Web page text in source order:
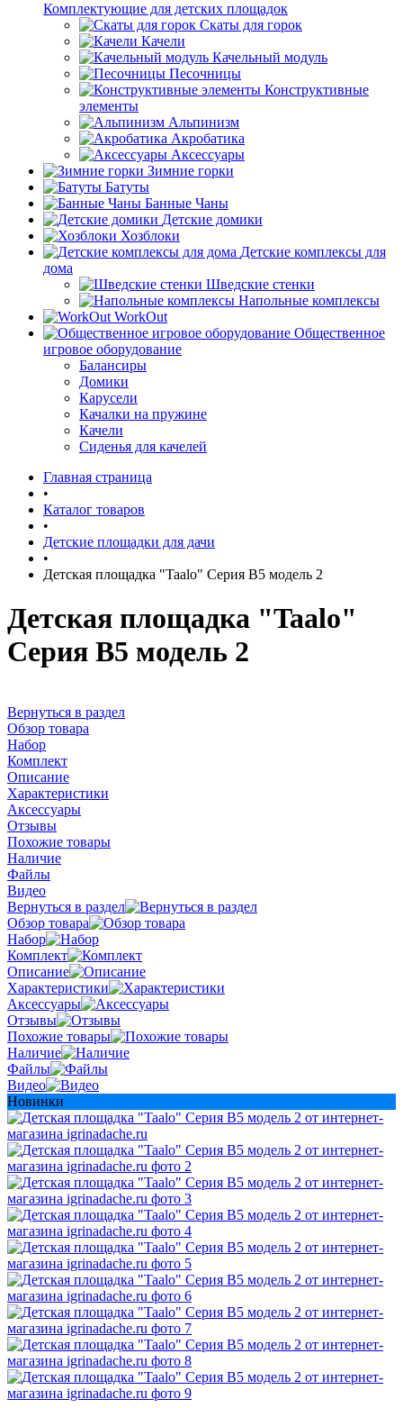
Комплектующие для детских площадок
Скаты для горок
Качели
Качельный модуль
Песочницы
Конструктивные
элементы
Альпинизм
Акробатика
Аксессуары
Зимние горки
Батуты
Банные Чаны
Детские домики
Хозблоки
Детские комплексы для
дома
Шведские стенки
Напольные комплексы
WorkOut
Общественное
игровое оборудование
Балансиры
Домики
Карусели
Качалки на пружине
Качели
Сиденья для качелей
Главная страница
•
Каталог товаров
•
Детские площадки для дачи
•
Детская площадка "Taalo" Серия В5 модель 2
Детская площадка "Taalo"
Серия В5 модель 2
Вернуться в раздел
Обзор товара
Набор
Комплект
Описание
Характеристики
Аксессуары
Отзывы
Похожие товары
Наличие
Файлы
Видео
Вернуться в раздел
Обзор товара
Набор
Комплект
Описание
Характеристики
Аксессуары
Отзывы
Похожие товары
Наличие
Файлы
Видео
Новинки